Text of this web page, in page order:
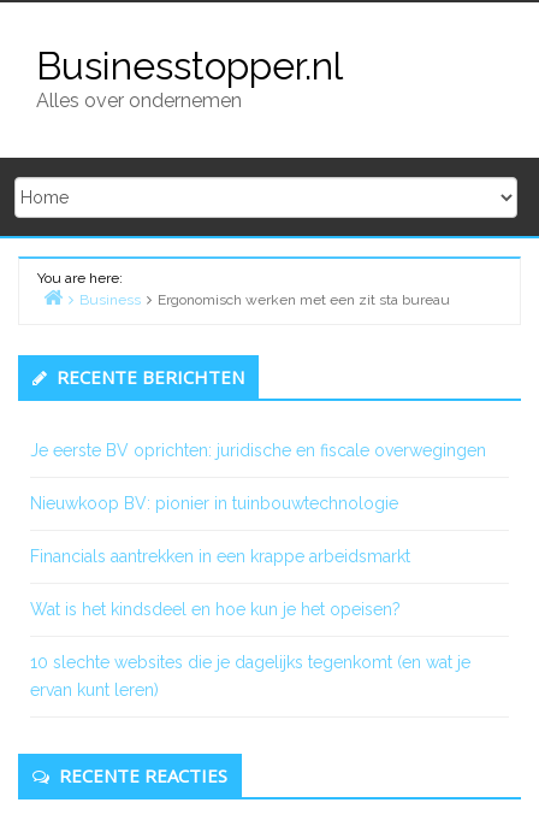
contentBusinesstopper.nl
Alles over ondernemen
You are here:
Business Ergonomisch werken met een zit sta bureau
Primary
Sidebar
RECENTE BERICHTEN
Je eerste BV oprichten: juridische en fiscale overwegingen
Nieuwkoop BV: pionier in tuinbouwtechnologie
Financials aantrekken in een krappe arbeidsmarkt
Wat is het kindsdeel en hoe kun je het opeisen?
10 slechte websites die je dagelijks tegenkomt (en wat je
ervan kunt leren)
RECENTE REACTIES